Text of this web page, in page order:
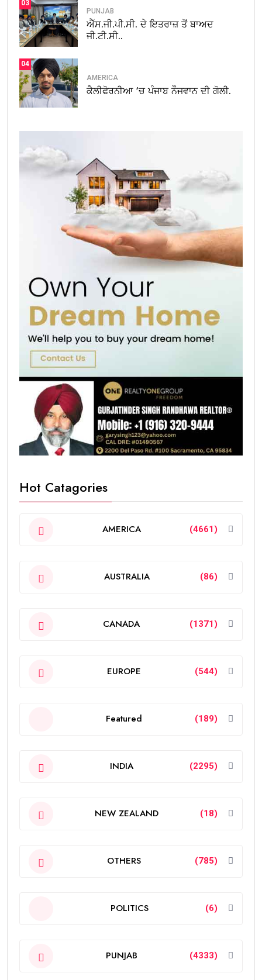
03
PUNJAB
ਐੱਸ.ਜੀ.ਪੀ.ਸੀ. ਦੇ ਇਤਰਾਜ਼ ਤੋਂ ਬਾਅਦ
ਜੀ.ਟੀ.ਸੀ..
04
AMERICA
ਕੈਲੀਫੋਰਨੀਆ ‘ਚ ਪੰਜਾਬ ਨੌਜਵਾਨ ਦੀ ਗੋਲੀ.
Hot Catagories
AMERICA (4661)
AUSTRALIA (86)
CANADA (1371)
EUROPE (544)
Featured (189)
INDIA (2295)
NEW ZEALAND (18)
OTHERS (785)
POLITICS (6)
PUNJAB (4333)